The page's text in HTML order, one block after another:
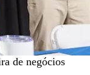
de negócios